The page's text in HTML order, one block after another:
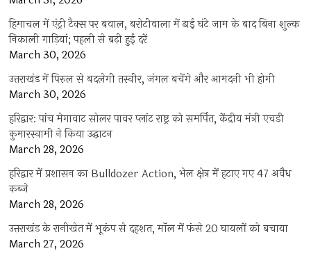
हिमाचल में एंट्री टैक्स पर बवाल, बरोटीवाला में ढाई घंटे जाम के बाद बिना शुल्क
निकाली गाड़ियां; पहली से बढ़ी हुई दरें
March 30, 2026
उत्तराखंड में पिरुल से बदलेगी तस्वीर, जंगल बचेंगे और आमदनी भी होगी
March 30, 2026
हरिद्वार: पांच मेगावाट सोलर पावर प्लांट राष्ट्र को समर्पित, केंद्रीय मंत्री एचडी
कुमारस्वामी ने किया उद्घाटन
March 28, 2026
हरिद्वार में प्रशासन का Bulldozer Action, भेल क्षेत्र में हटाए गए 47 अवैध
कब्जे
March 28, 2026
उत्तराखंड के रानीखेत में भूकंप से दहशत, मॉल में फंसे 20 घायलों को बचाया
March 27, 2026